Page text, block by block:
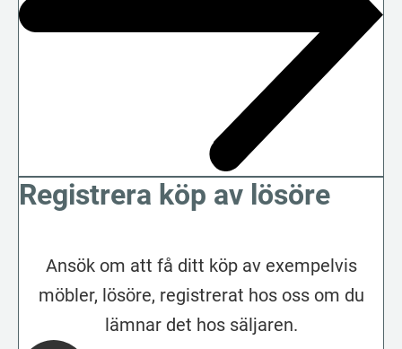
Registrera köp av lösöre
Ansök om att få ditt köp av exempelvis
möbler, lösöre, registrerat hos oss om du
lämnar det hos säljaren.